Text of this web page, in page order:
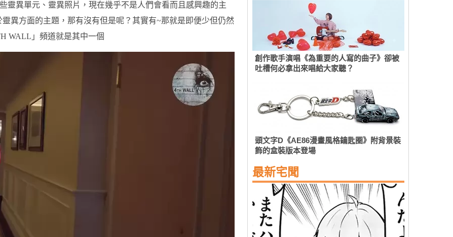
靈異單元、靈異照片，現在幾乎不是人們會看而且感興趣的主
異方面的主題，那有沒有但是呢？其實有~那就是即便少但仍然
WALL」頻道就是其中一個
創作歌手演唱《為重要的人寫的曲子》卻被
吐槽何必拿出來唱給大家聽？
頭文字D《AE86漫畫風格鑰匙圈》附背景裝
飾的盒裝版本登場
最新宅聞